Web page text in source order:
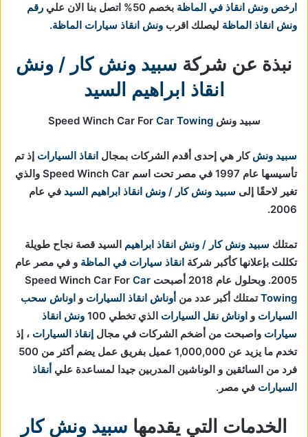
ارخص ونش انقاذ في الماظة بخصم 50% اتصل بنا الان علي
رقم
ونش انقاذ الماظة ليصلك اقرب ونش انقاذ سيارات الماظة.
نبذة عن شركة سبيد ونش كار / ونش
انقاذ ابراهيم السيد
سبيد ونش Speed Winch Car ForCar Towing
سبيد ونش كار هي إحدى أقدم الشركات بمجال انقاذ السيارات إذ تم
تأسيسها عام 1997 في مصر تحت اسم Speed Winch Car والذي
تغير لاحقًا إلى سبيد ونش كار / ونش انقاذ ابراهيم السيد في عام
2006.
تمتلك سبيد ونش كار / ونش انقاذ ابراهيم السيد قصة نجاح طويلة
تكللت بإعلانها كأكبر شركة انقاذ سيارات في الماظة و في مصر عام
2005. وبحلول عام 2018 أصبحت Speed Winch Car For
Car
Towingتمتلك أكبر عدد من أوناش انقاذ السيارات و اوناش سحب
السيارات و اوناش نقل السيارات الذي تخطي 100
ونش انقاذ
سيارات واصبحت من أضخم الشركات في مجال إنقاذ السيارات ، إذ
تخدم ما يزيد عن 1,000,000 عميل بفريق عمل يضم أكثر من 500
فرد من السائقين و الوناشين المدربين جيدا لمساعدة علي أنقاذ
السيارات في مصر.
الخدمات التي يقدمها سبيد ونش كار